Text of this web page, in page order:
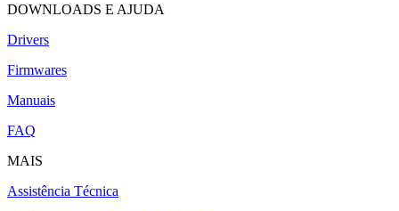
DOWNLOADS E AJUDA
Drivers
Firmwares
Manuais
FAQ
MAIS
Assistência Técnica